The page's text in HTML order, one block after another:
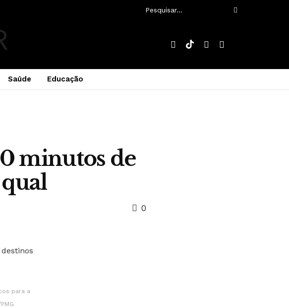
Saúde Educação
minutos de
0
para a